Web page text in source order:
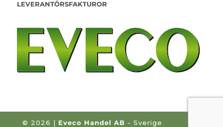
LEVERANTÖRSFAKTUROR
© 2026 | Eveco Handel AB - Sverige